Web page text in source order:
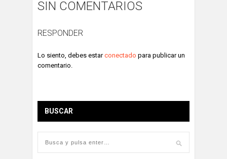
SIN COMENTARIOS
RESPONDER
Lo siento, debes estarconectado para publicar un
comentario.
BUSCAR